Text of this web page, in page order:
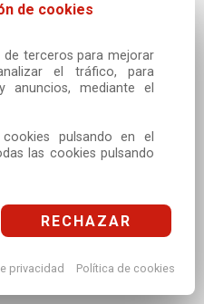
de cookies
terceros para mejorar
el tráfico, para
anuncios, mediante el
pulsando en el
las cookies pulsando
RECHAZAR
privacidad Política de cookies